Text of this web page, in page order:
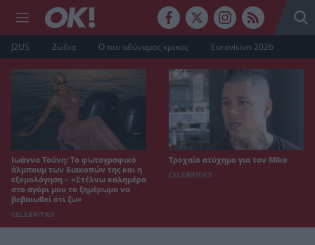
J2US Ζώδια Ο πιο αδύναμος κρίκος Eurovision 2026
Ιωάννα Τούνη: Το φωτογραφικό
άλμπουμ των διακοπών της και η
εξομολόγηση – «Στέλνω καλημέρα
στο αγόρι μου το ξημέρωμα να
βεβαιωθεί ότι ζω»
CELEBRITIES
Τροχαίο ατύχημα για τον Mike
CELEBRITIES